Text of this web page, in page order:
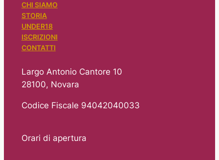
CHI SIAMO
STORIA
UNDER18
ISCRIZIONI
CONTATTI
Largo Antonio Cantore 10
28100, Novara
Codice Fiscale 94042040033
Orari di apertura